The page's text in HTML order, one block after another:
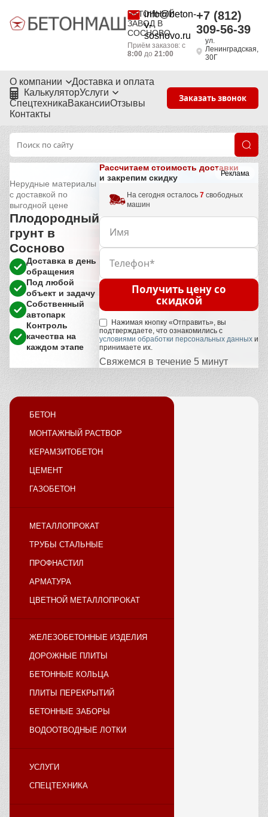
БЕТОННЫЙ
ЗАВОД В
СОСНОВО
info@beton-
v-
sosnovo.ru
Приём заказов: с
8:00 до 21:00
+7 (812)
309-56-39
ул.
Ленинградская,
30Г
О компании
Доставка и оплата
КалькуляторУслуги
СпецтехникаВакансииОтзывы
Контакты
Заказать звонок
Реклама
Нерудные материалы
с доставкой по
выгодной цене
Плодородный
грунт в
Сосново
Доставка в день
обращения
Под любой
объект и задачу
Собственный
автопарк
Контроль
качества на
каждом этапе
Рассчитаем стоимость доставки
и закрепим скидку
На сегодня осталось 7 свободных
машин
Получить цену со
скидкой
Нажимая кнопку «Отправить», вы
подтверждаете, что ознакомились с
условиями обработки персональных данных и
принимаете их.
Свяжемся в течение 5 минут
БЕТОН
МОНТАЖНЫЙ РАСТВОР
КЕРАМЗИТОБЕТОН
ЦЕМЕНТ
ГАЗОБЕТОН
МЕТАЛЛОПРОКАТ
ТРУБЫ СТАЛЬНЫЕ
ПРОФНАСТИЛ
АРМАТУРА
ЦВЕТНОЙ МЕТАЛЛОПРОКАТ
ЖЕЛЕЗОБЕТОННЫЕ ИЗДЕЛИЯ
ДОРОЖНЫЕ ПЛИТЫ
БЕТОННЫЕ КОЛЬЦА
ПЛИТЫ ПЕРЕКРЫТИЙ
БЕТОННЫЕ ЗАБОРЫ
ВОДООТВОДНЫЕ ЛОТКИ
УСЛУГИ
СПЕЦТЕХНИКА